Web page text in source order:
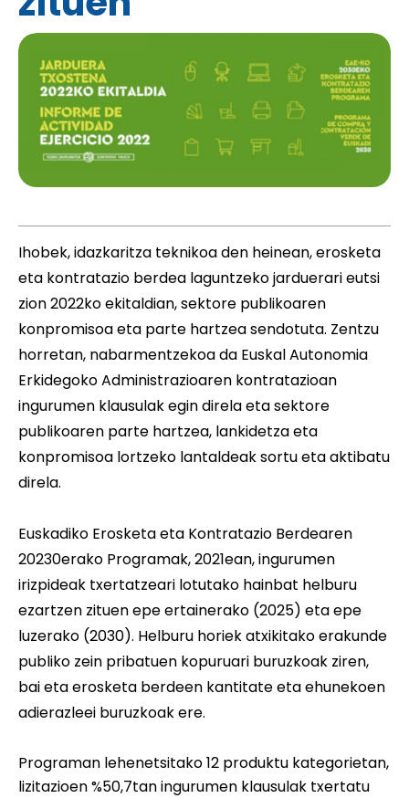
Ihobek, idazkaritza teknikoa den heinean, erosketa
eta kontratazio berdea laguntzeko jarduerari eutsi
zion 2022ko ekitaldian, sektore publikoaren
konpromisoa eta parte hartzea sendotuta. Zentzu
horretan, nabarmentzekoa da Euskal Autonomia
Erkidegoko Administrazioaren kontratazioan
ingurumen klausulak egin direla eta sektore
publikoaren parte hartzea, lankidetza eta
konpromisoa lortzeko lantaldeak sortu eta aktibatu
direla.
Euskadiko Erosketa eta Kontratazio Berdearen
20230erako Programak, 2021ean, ingurumen
irizpideak txertatzeari lotutako hainbat helburu
ezartzen zituen epe ertainerako (2025) eta epe
luzerako (2030). Helburu horiek atxikitako erakunde
publiko zein pribatuen kopuruari buruzkoak ziren,
bai eta erosketa berdeen kantitate eta ehunekoen
adierazleei buruzkoak ere.
Programan lehenetsitako 12 produktu kategorietan,
lizitazioen %50,7tan ingurumen klausulak txertatu